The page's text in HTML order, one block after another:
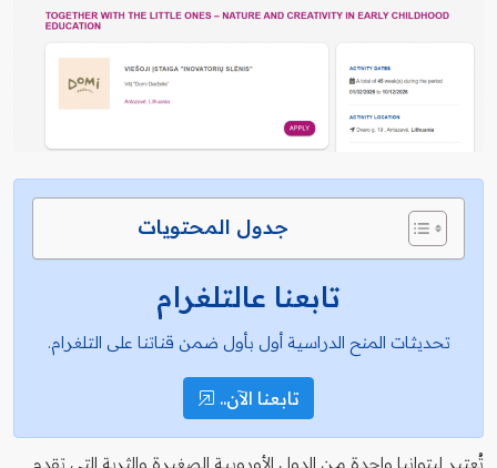
جدول المحتويات
تابعنا عالتلغرام
تحديثات المنح الدراسية أول بأول ضمن قناتنا على التلغرام.
تابعنا الآن..
تُعتبر ليتوانيا واحدة من الدول الأوروبية الصغيرة والثرية التي تقدم